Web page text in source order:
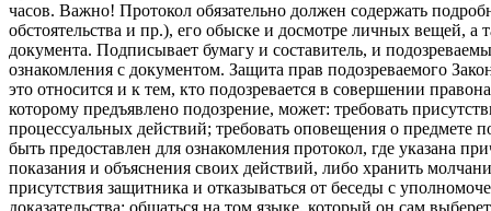
часов. Важно! Протокол обязательно должен содержать
обстоятельства и пр.), его обыске и досмотре личных вещей, а
документа. Подписывает бумагу и составитель, и
ознакомления с документом. Защита прав подозреваемого
это относится и к тем, кто подозревается в совершении
которому предъявлено подозрение, может: требовать
процессуальных действий; требовать оповещения о предмете
быть предоставлен для ознакомления протокол, где указана
показания и объяснения своих действий, либо хранить
присутствия защитника и отказываться от беседы с
доказательства; общаться на том языке, который он сам